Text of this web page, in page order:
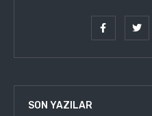
SON YAZILAR